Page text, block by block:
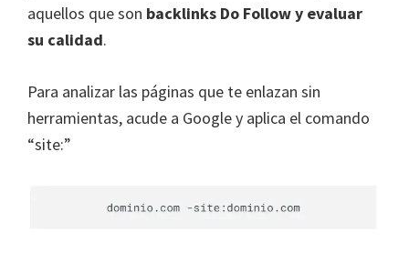
aquellos que son backlinks Do Follow y evaluar
su calidad.
Para analizar las páginas que te enlazan sin
herramientas, acude a Google y aplica el comando
“site:”